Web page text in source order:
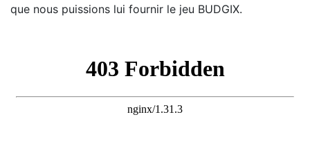
que nous puissions lui fournir le jeu BUDGIX.